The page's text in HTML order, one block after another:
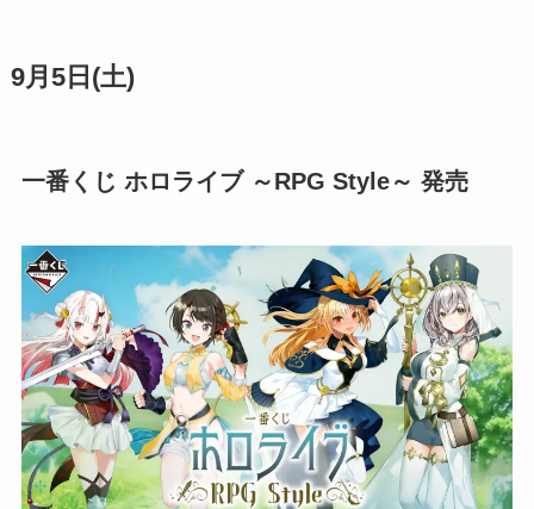
9月5日(土)
一番くじ ホロライブ ～RPG Style～ 発売